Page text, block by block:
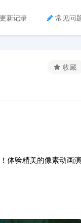
更新记录 常见问
收藏
体验精美的像素动画演